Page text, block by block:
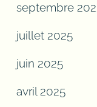
septembre
juillet 2025
juin 2025
avril 2025